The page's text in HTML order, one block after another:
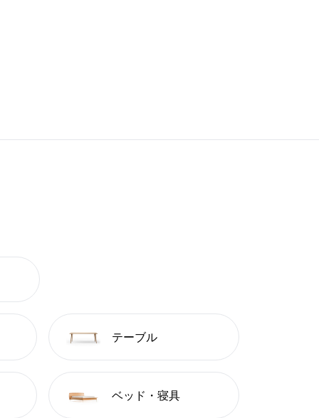
テーブル
ベッド・寝具